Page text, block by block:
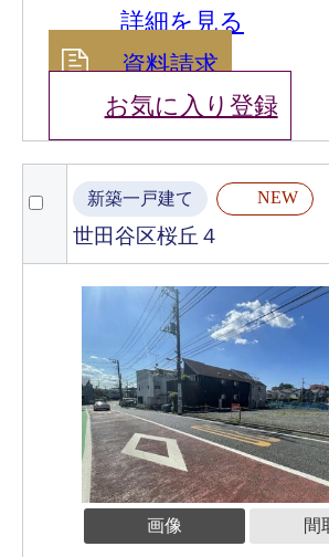
詳細を見る
資料請求
お気に入り登録
新築一戸建て NEW
世田谷区桜丘４
画像 間